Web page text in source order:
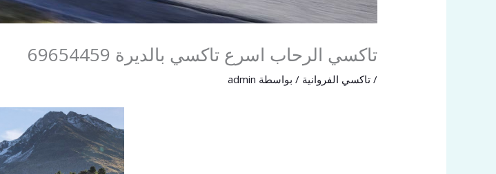
تاكسي الرحاب اسرع تاكسي بالديرة 69654459
/تاكسي الفروانية / بواسطة admin